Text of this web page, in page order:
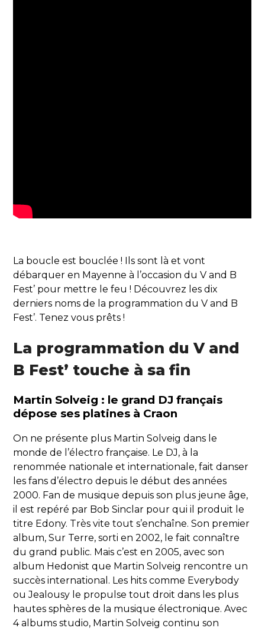
La boucle est bouclée ! Ils sont là et vont
débarquer en Mayenne à l’occasion du V and B
Fest’ pour mettre le feu ! Découvrez les dix
derniers noms de la programmation du V and B
Fest’. Tenez vous prêts !
La programmation du V and
B Fest’ touche à sa fin
Martin Solveig : le grand DJ français
dépose ses platines à Craon
On ne présente plus Martin Solveig dans le
monde de l’électro française. Le DJ, à la
renommée nationale et internationale, fait danser
les fans d’électro depuis le début des années
2000. Fan de musique depuis son plus jeune âge,
il est repéré par Bob Sinclar pour qui il produit le
titre Edony. Très vite tout s’enchaîne. Son premier
album, Sur Terre, sorti en 2002, le fait connaître
du grand public. Mais c’est en 2005, avec son
album Hedonist que Martin Solveig rencontre un
succès international. Les hits comme Everybody
ou Jealousy le propulse tout droit dans les plus
hautes sphères de la musique électronique. Avec
4 albums studio, Martin Solveig continu son